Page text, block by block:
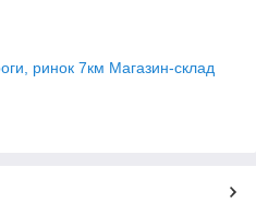
ринок 7км Магазин-склад